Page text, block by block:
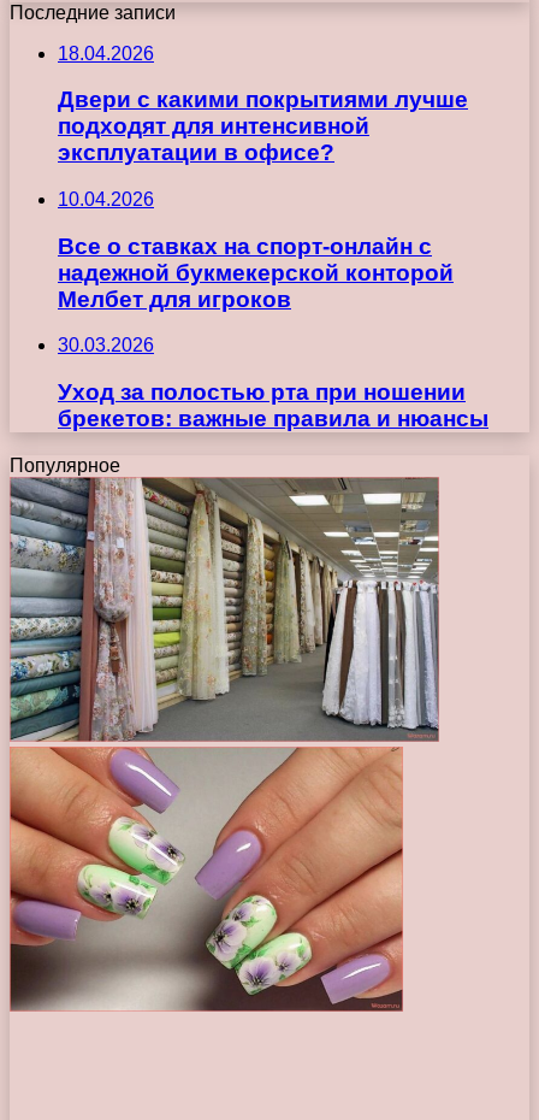
Последние записи
18.04.2026
Двери с какими покрытиями лучше
подходят для интенсивной
эксплуатации в офисе?
10.04.2026
Все о ставках на спорт-онлайн с
надежной букмекерской конторой
Мелбет для игроков
30.03.2026
Уход за полостью рта при ношении
брекетов: важные правила и нюансы
Популярное